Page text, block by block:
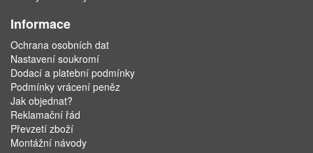
Informace
Ochrana osobních dat
Nastavení soukromí
Dodací a platební podmínky
Podmínky vrácení peněz
Jak objednat?
Reklamační řád
Převzetí zboží
Montážní návody